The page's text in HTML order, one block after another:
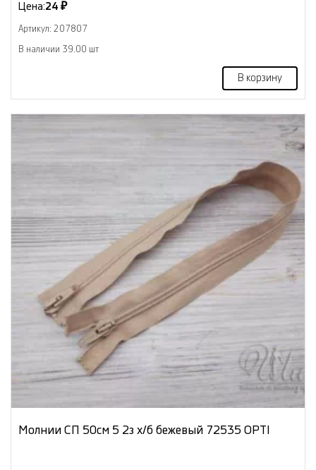
Цена:24 ₽
Артикул: 207807
В наличии 39.00 шт
В корзину
Молнии СП 50см 5 2з х/б бежевый 72535 OPTI